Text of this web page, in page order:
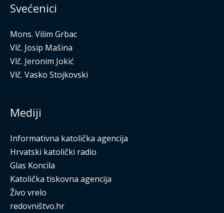
Svećenici
Mons. Vilim Grbac
Vlč. Josip Mašina
Vlč. Jeronim Jokić
Vlč. Vasko Stojkovski
Mediji
Informativna katolička agencija
Hrvatski katolički radio
Glas Koncila
Katolička tiskovna agencija
Živo vrelo
redovništvo.hr